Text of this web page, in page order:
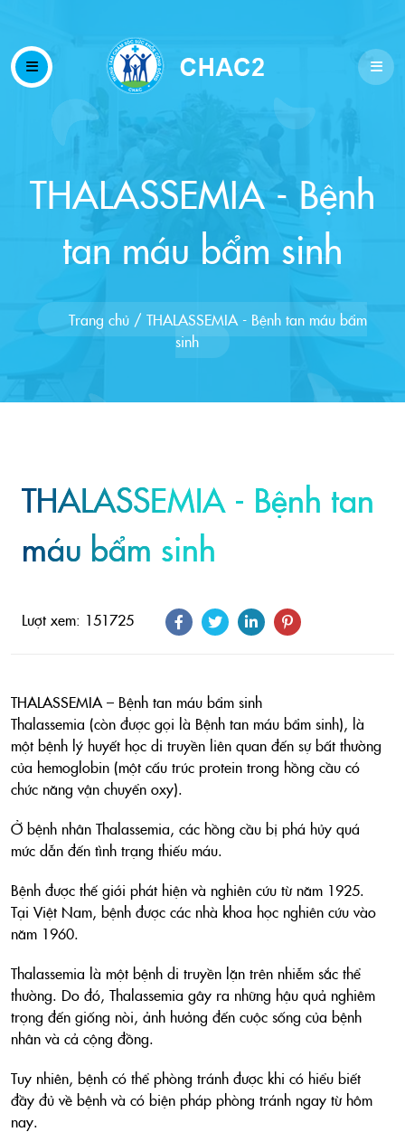
THALASSEMIA - Bệnh
tan máu bẩm sinh
Trang chủ / THALASSEMIA - Bệnh tan máu bẩm
sinh
THALASSEMIA - Bệnh tan
máu bẩm sinh
Lượt xem: 151725
THALASSEMIA – Bệnh tan máu bẩm sinh
Thalassemia (còn được gọi là Bệnh tan máu bẩm sinh), là
một bệnh lý huyết học di truyền liên quan đến sự bất thường
của hemoglobin (một cấu trúc protein trong hồng cầu có
chức năng vận chuyển oxy).
Ở bệnh nhân Thalassemia, các hồng cầu bị phá hủy quá
mức dẫn đến tình trạng thiếu máu.
Bệnh được thế giới phát hiện và nghiên cứu từ năm 1925.
Tại Việt Nam, bệnh được các nhà khoa học nghiên cứu vào
năm 1960.
Thalassemia là một bệnh di truyền lặn trên nhiễm sắc thể
thường. Do đó, Thalassemia gây ra những hậu quả nghiêm
trọng đến giống nòi, ảnh hưởng đến cuộc sống của bệnh
nhân và cả cộng đồng.
Tuy nhiên, bệnh có thể phòng tránh được khi có hiểu biết
đầy đủ về bệnh và có biện pháp phòng tránh ngay từ hôm
nay.